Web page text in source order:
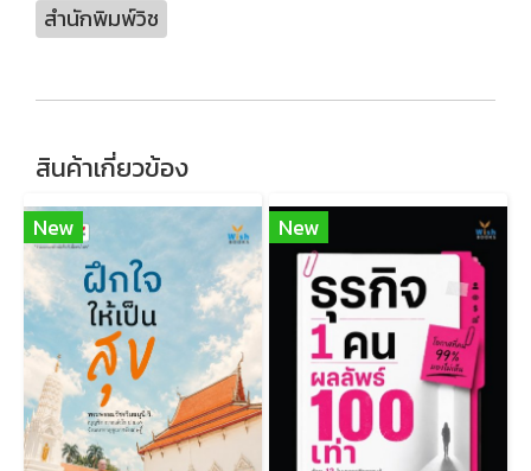
สำนักพิมพ์วิช
สินค้าเกี่ยวข้อง
New New